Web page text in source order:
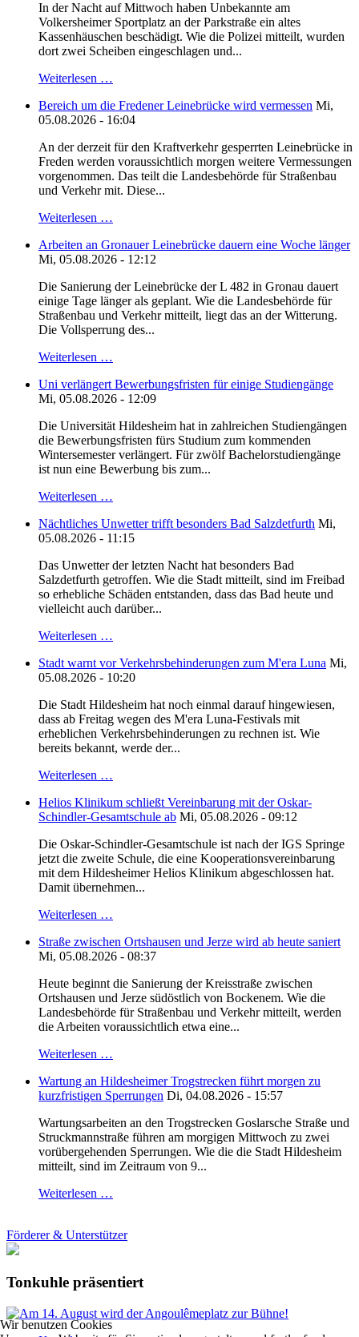
In der Nacht auf Mittwoch haben Unbekannte am
Volkersheimer Sportplatz an der Parkstraße ein altes
Kassenhäuschen beschädigt. Wie die Polizei mitteilt, wurden
dort zwei Scheiben eingeschlagen und...
Weiterlesen …
Bereich um die Fredener Leinebrücke wird vermessen Mi,
05.08.2026 - 16:04
An der derzeit für den Kraftverkehr gesperrten Leinebrücke in
Freden werden voraussichtlich morgen weitere Vermessungen
vorgenommen. Das teilt die Landesbehörde für Straßenbau
und Verkehr mit. Diese...
Weiterlesen …
Arbeiten an Gronauer Leinebrücke dauern eine Woche länger
Mi, 05.08.2026 - 12:12
Die Sanierung der Leinebrücke der L 482 in Gronau dauert
einige Tage länger als geplant. Wie die Landesbehörde für
Straßenbau und Verkehr mitteilt, liegt das an der Witterung.
Die Vollsperrung des...
Weiterlesen …
Uni verlängert Bewerbungsfristen für einige Studiengänge
Mi, 05.08.2026 - 12:09
Die Universität Hildesheim hat in zahlreichen Studiengängen
die Bewerbungsfristen fürs Studium zum kommenden
Wintersemester verlängert. Für zwölf Bachelorstudiengänge
ist nun eine Bewerbung bis zum...
Weiterlesen …
Nächtliches Unwetter trifft besonders Bad Salzdetfurth Mi,
05.08.2026 - 11:15
Das Unwetter der letzten Nacht hat besonders Bad
Salzdetfurth getroffen. Wie die Stadt mitteilt, sind im Freibad
so erhebliche Schäden entstanden, dass das Bad heute und
vielleicht auch darüber...
Weiterlesen …
Stadt warnt vor Verkehrsbehinderungen zum M'era Luna Mi,
05.08.2026 - 10:20
Die Stadt Hildesheim hat noch einmal darauf hingewiesen,
dass ab Freitag wegen des M'era Luna-Festivals mit
erheblichen Verkehrsbehinderungen zu rechnen ist. Wie
bereits bekannt, werde der...
Weiterlesen …
Helios Klinikum schließt Vereinbarung mit der Oskar-
Schindler-Gesamtschule ab Mi, 05.08.2026 - 09:12
Die Oskar-Schindler-Gesamtschule ist nach der IGS Springe
jetzt die zweite Schule, die eine Kooperationsvereinbarung
mit dem Hildesheimer Helios Klinikum abgeschlossen hat.
Damit übernehmen...
Weiterlesen …
Straße zwischen Ortshausen und Jerze wird ab heute saniert
Mi, 05.08.2026 - 08:37
Heute beginnt die Sanierung der Kreisstraße zwischen
Ortshausen und Jerze südöstlich von Bockenem. Wie die
Landesbehörde für Straßenbau und Verkehr mitteilt, werden
die Arbeiten voraussichtlich etwa eine...
Weiterlesen …
Wartung an Hildesheimer Trogstrecken führt morgen zu
kurzfristigen Sperrungen Di, 04.08.2026 - 15:57
Wartungsarbeiten an den Trogstrecken Goslarsche Straße und
Struckmannstraße führen am morgigen Mittwoch zu zwei
vorübergehenden Sperrungen. Wie die die Stadt Hildesheim
mitteilt, sind im Zeitraum von 9...
Weiterlesen …
Förderer & Unterstützer
Tonkuhle präsentiert
Wir benutzen Cookies